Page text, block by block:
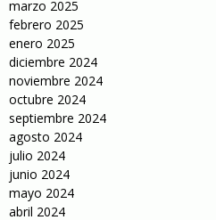
marzo 2025
febrero 2025
enero 2025
diciembre 2024
noviembre 2024
octubre 2024
septiembre 2024
agosto 2024
julio 2024
junio 2024
mayo 2024
abril 2024